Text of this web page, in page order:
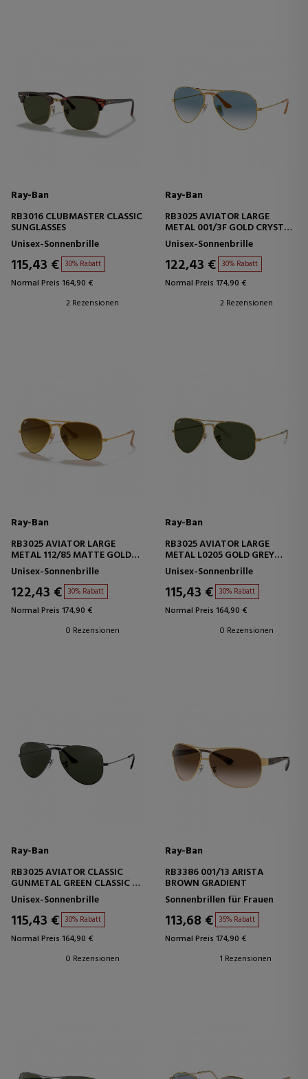
Ray-Ban
RB3016 CLUBMASTER CLASSIC
SUNGLASSES
Unisex-Sonnenbrille
115,43 € 30% Rabatt
Normal Preis 164,90 €
2 Rezensionen
Ray-Ban
RB3025 AVIATOR LARGE
METAL 001/3F GOLD CRYSTAL
GRADIENT LIGHT BLUE
Unisex-Sonnenbrille
122,43 € 30% Rabatt
Normal Preis 174,90 €
2 Rezensionen
Ray-Ban
RB3025 AVIATOR LARGE
METAL 112/85 MATTE GOLD
BROWN GRADIENT
Unisex-Sonnenbrille
122,43 € 30% Rabatt
Normal Preis 174,90 €
0 Rezensionen
Ray-Ban
RB3025 AVIATOR LARGE
METAL L0205 GOLD GREY
GREEN
Unisex-Sonnenbrille
115,43 € 30% Rabatt
Normal Preis 164,90 €
0 Rezensionen
Ray-Ban
RB3025 AVIATOR CLASSIC
GUNMETAL GREEN CLASSIC G-
15
Unisex-Sonnenbrille
115,43 € 30% Rabatt
Normal Preis 164,90 €
0 Rezensionen
Ray-Ban
RB3386 001/13 ARISTA
BROWN GRADIENT
Sonnenbrillen für Frauen
113,68 € 35% Rabatt
Normal Preis 174,90 €
1 Rezensionen